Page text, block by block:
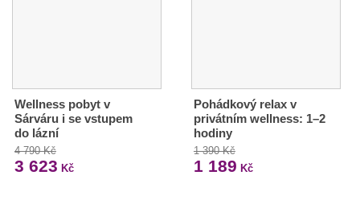
Wellness pobyt v
Sárváru i se vstupem
do lázní
4 790 Kč
3 623 Kč
Pohádkový relax v
privátním wellness: 1–2
hodiny
1 390 Kč
1 189 Kč